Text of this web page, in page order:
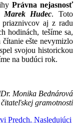
Právna nejasnosť
Marek Hudec. Toto
aj z radu
hodinách, tešíme sa,
ešte nevymizlo
svojou historickou
na budúci rok.
Monika Bednárová
gramotnosti
Predch. Nasledujúci